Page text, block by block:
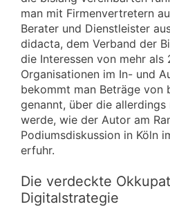
man mit Firmenvertretern
Berater und Dienstleister
didacta, dem Verband der
die Interessen von mehr als
Organisationen im In- und
bekommt man Beträge von
genannt, über die
werde, wie der Autor am
Podiumsdiskussion in Köln
erfuhr.
Die verdeckte
Digitalstrategie